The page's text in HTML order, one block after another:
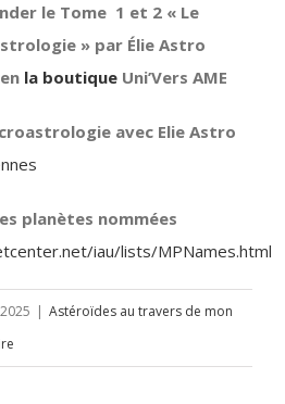
le Tome 1 et 2 « Le
» par Élie Astro
la boutique Uni’Vers AME
avec Elie Astro
planètes nommées
iau/lists/MPNames.html
| Astéroïdes au travers de mon